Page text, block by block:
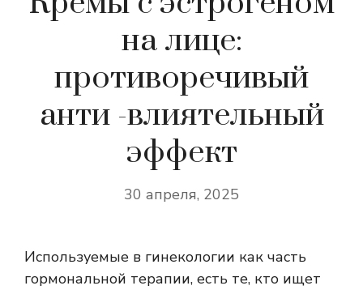
на лице:
противоречивый
анти -влиятельный
эффект
30 апреля, 2025
Используемые в гинекологии как часть
гормональной терапии, есть те, кто ищет